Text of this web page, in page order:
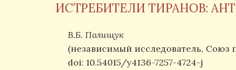
ИСТРЕБИТЕЛИ ТИРАНОВ:
В.Б. Полищук
(независимый исследователь, Союз
doi: 10.54015/y4136-7257-4724-j